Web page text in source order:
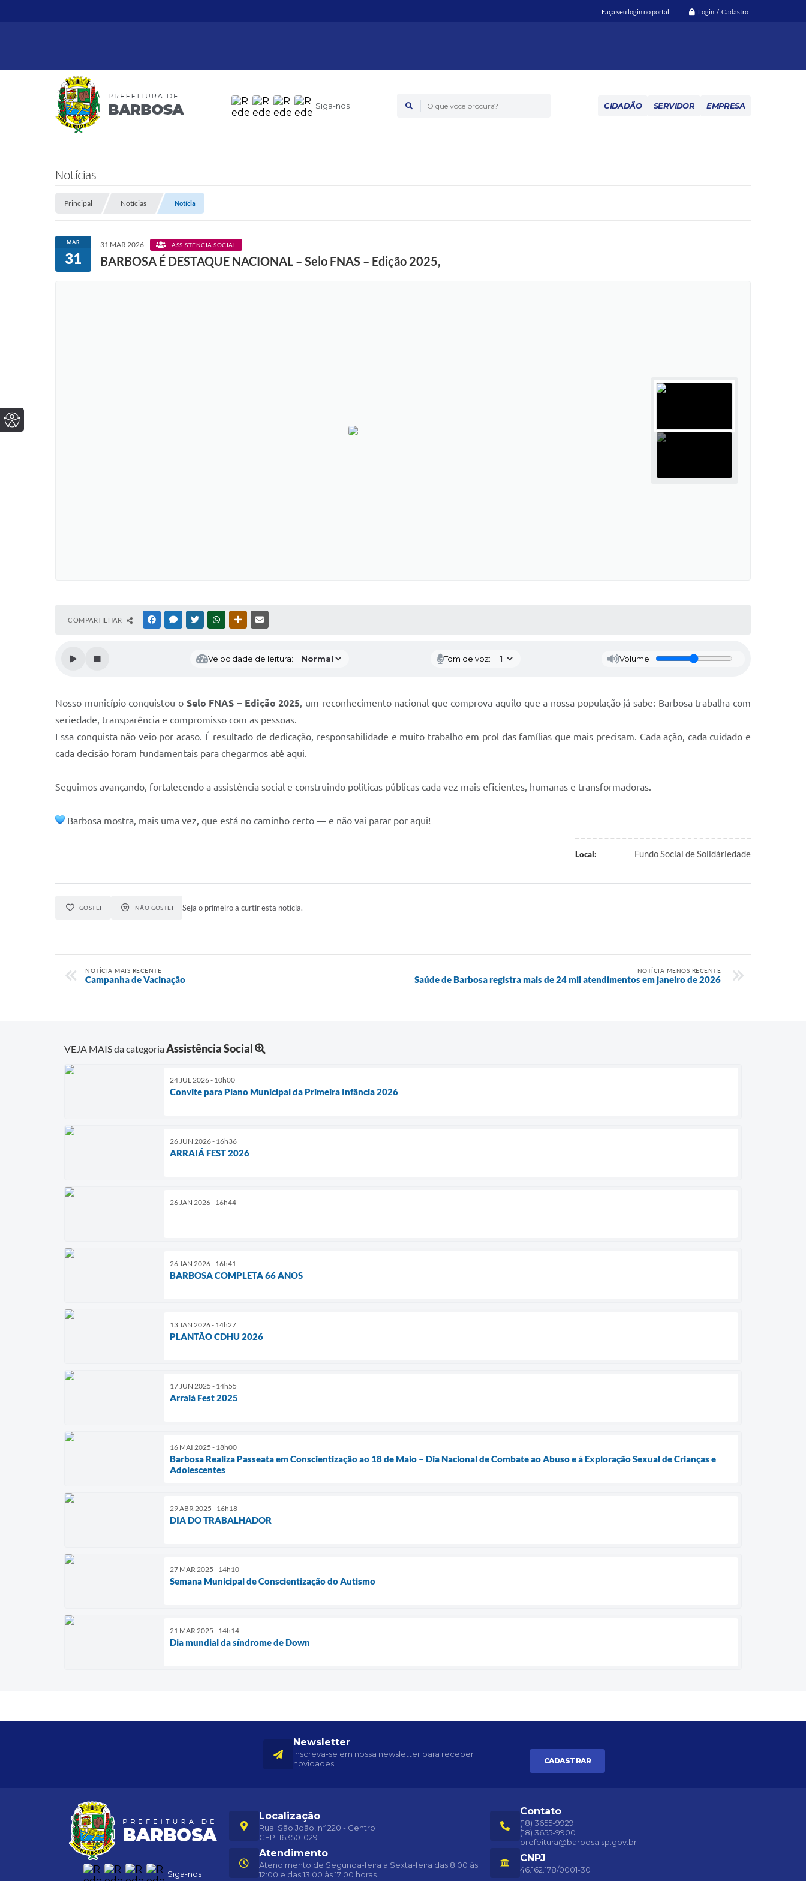
Faça seu login no portal Login / Cadastro
Siga-nos O que voce procura? CIDADÃO SERVIDOR EMPRESA
Notícias
Principal Notícias Notícia
MAR
31
31 MAR 2026 ASSISTÊNCIA SOCIAL
BARBOSA É DESTAQUE NACIONAL – Selo FNAS – Edição 2025,
COMPARTILHAR FACEBOOKMESSENGER
TWITTERWHATSAPPOUTRAS MÍDIAS
Velocidade de leitura: Tom de voz: Volume
Nosso município conquistou o Selo FNAS – Edição 2025, um reconhecimento nacional que comprova aquilo que a nossa população já sabe: Barbosa trabalha com
seriedade, transparência e compromisso com as pessoas.
Essa conquista não veio por acaso. É resultado de dedicação, responsabilidade e muito trabalho em prol das famílias que mais precisam. Cada ação, cada cuidado e
cada decisão foram fundamentais para chegarmos até aqui.
Seguimos avançando, fortalecendo a assistência social e construindo políticas públicas cada vez mais eficientes, humanas e transformadoras.
Barbosa mostra, mais uma vez, que está no caminho certo — e não vai parar por aqui!
Local: Fundo Social de Solidáriedade
GOSTEI NÃO GOSTEI Seja o primeiro a curtir esta notícia.
NOTÍCIA MAIS RECENTE
Campanha de Vacinação
NOTÍCIA MENOS RECENTE
Saúde de Barbosa registra mais de 24 mil atendimentos em janeiro de 2026
VEJA MAIS da categoriaAssistência Social
24 JUL 2026 - 10h00
Convite para Plano Municipal da Primeira Infância 2026
26 JUN 2026 - 16h36
ARRAIÁ FEST 2026
26 JAN 2026 - 16h44
26 JAN 2026 - 16h41
BARBOSA COMPLETA 66 ANOS
13 JAN 2026 - 14h27
PLANTÃO CDHU 2026
17 JUN 2025 - 14h55
Arraiá Fest 2025
16 MAI 2025 - 18h00
Barbosa Realiza Passeata em Conscientização ao 18 de Maio – Dia Nacional de Combate ao Abuso e à Exploração Sexual de Crianças e
Adolescentes
29 ABR 2025 - 16h18
DIA DO TRABALHADOR
27 MAR 2025 - 14h10
Semana Municipal de Conscientização do Autismo
21 MAR 2025 - 14h14
Dia mundial da síndrome de Down
Newsletter
Inscreva-se em nossa newsletter para receber
novidades!
CADASTRAR
Siga-nos
Localização
Rua: São João, nº 220 - Centro
CEP: 16350-029
Contato
(18) 3655-9929
(18) 3655-9900
prefeitura@barbosa.sp.gov.br
Atendimento
Atendimento de Segunda-feira a Sexta-feira das 8:00 às
12:00 e das 13:00 às 17:00 horas.
CNPJ
46.162.178/0001-30